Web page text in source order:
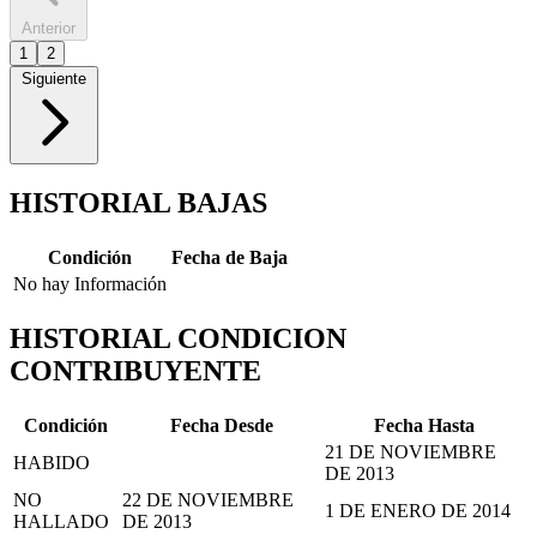
Anterior
1
2
Siguiente
HISTORIAL BAJAS
Condición
Fecha de Baja
No hay Información
HISTORIAL CONDICION
CONTRIBUYENTE
Condición Fecha Desde
Fecha Hasta
HABIDO
21 DE NOVIEMBRE
DE 2013
NO
HALLADO
22 DE NOVIEMBRE
DE 2013
1 DE ENERO DE 2014